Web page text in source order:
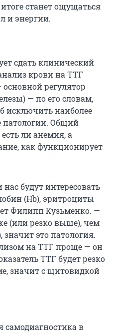
станет ощущаться
и энергии.
сдать клинический
крови на ТТГ
регулятор
— по его словам,
исключить наиболее
патологии. Общий
ли анемия, а
как функционирует
будут интересовать
(Hb), эритроциты
Филипп Кузьменко. —
(или резко выше), чем
значит это патология.
на ТТГ проще — он
ТТГ будет резко
значит с щитовидкой
самодиагностика в